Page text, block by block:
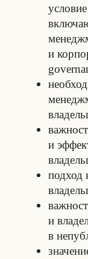
и
и
подход
и
в